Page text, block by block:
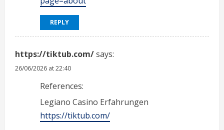
REPLY
https://tiktub.com/says:
26/06/2026 at 22:40
References:
Legiano Casino Erfahrungen
https://tiktub.com/